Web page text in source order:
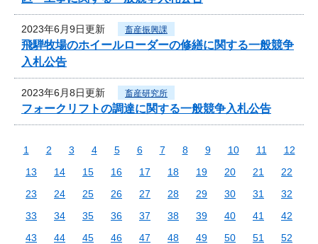
2023年6月9日更新 畜産振興課
飛騨牧場のホイールローダーの修繕に関する一般競争
入札公告
2023年6月8日更新 畜産研究所
フォークリフトの調達に関する一般競争入札公告
1 2 3 4 5 6 7 8 9 10 11
12
13
14 15 16 17 18 19 20 21
22
23
24 25 26 27 28 29 30 31
32
33
34 35 36 37 38 39 40 41
42
43
44 45 46 47 48 49 50 51
52